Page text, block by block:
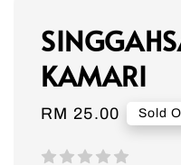
KAMARI
Regular
RM 25.00 Sold